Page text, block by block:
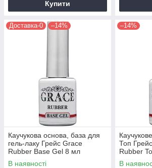
Купити
Доставка-0 –14%
Каучукова основа, база для
гель-лаку Грейс Grace
Rubber Base Gel 8 мл
AVADONA
В наявності
–14%
Топ
Rubber
В